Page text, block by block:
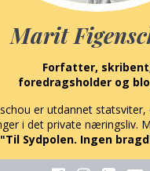
Marit
Forfatter,
foredragsholder og
er utdannet
i det private næringsliv.
"Til Sydpolen. Ingen